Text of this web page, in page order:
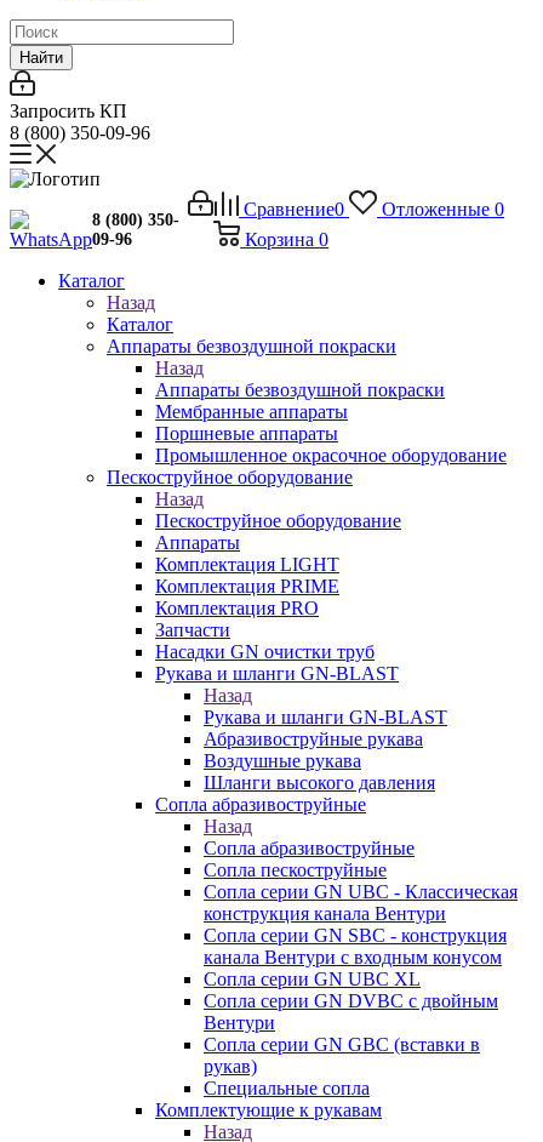
Найти
Запросить КП
8 (800) 350-09-96
Сравнение0 Отложенные 0
Корзина 0
8 (800) 350-
09-96
Каталог
Назад
Каталог
Аппараты безвоздушной покраски
Назад
Аппараты безвоздушной покраски
Мембранные аппараты
Поршневые аппараты
Промышленное окрасочное оборудование
Пескоструйное оборудование
Назад
Пескоструйное оборудование
Аппараты
Комплектация LIGHT
Комплектация PRIME
Комплектация PRO
Запчасти
Насадки GN очистки труб
Рукава и шланги GN-BLAST
Назад
Рукава и шланги GN-BLAST
Абразивоструйные рукава
Воздушные рукава
Шланги высокого давления
Сопла абразивоструйные
Назад
Сопла абразивоструйные
Сопла пескоструйные
Сопла серии GN UBC - Классическая
конструкция канала Вентури
Сопла серии GN SBC - конструкция
канала Вентури c входным конусом
Сопла серии GN UBC XL
Сопла серии GN DVBC с двойным
Вентури
Сопла серии GN GBC (вставки в
рукав)
Специальные сопла
Комплектующие к рукавам
Назад